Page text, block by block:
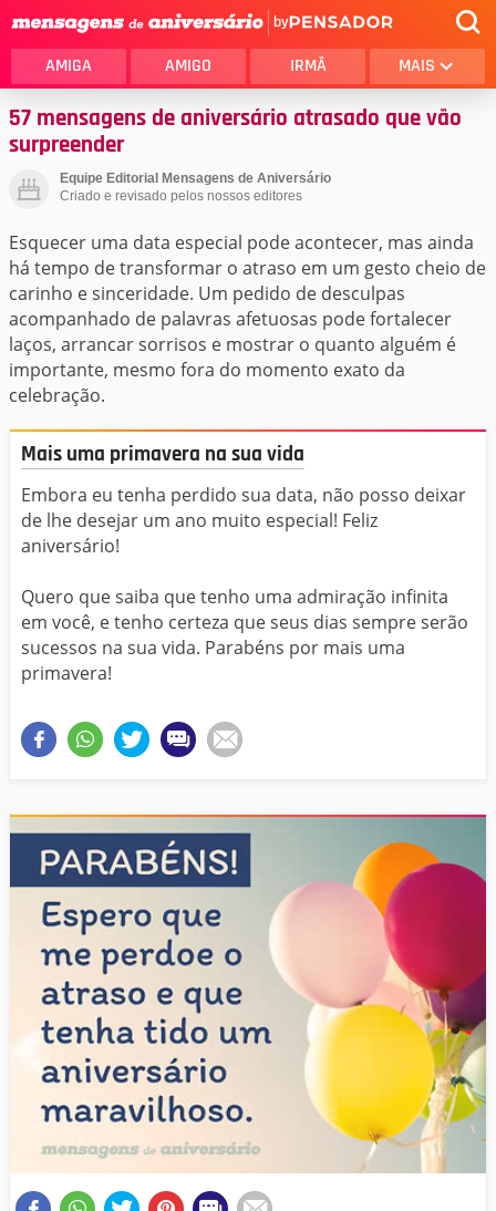
by
AMIGA AMIGO IRMÃ MAIS
57 mensagens de aniversário atrasado que vão
surpreender
Equipe Editorial Mensagens de Aniversário
Criado e revisado pelos nossos editores
Esquecer uma data especial pode acontecer, mas ainda
há tempo de transformar o atraso em um gesto cheio de
carinho e sinceridade. Um pedido de desculpas
acompanhado de palavras afetuosas pode fortalecer
laços, arrancar sorrisos e mostrar o quanto alguém é
importante, mesmo fora do momento exato da
celebração.
Mais uma primavera na sua vida
Embora eu tenha perdido sua data, não posso deixar
de lhe desejar um ano muito especial! Feliz
aniversário!
Quero que saiba que tenho uma admiração infinita
em você, e tenho certeza que seus dias sempre serão
sucessos na sua vida. Parabéns por mais uma
primavera!